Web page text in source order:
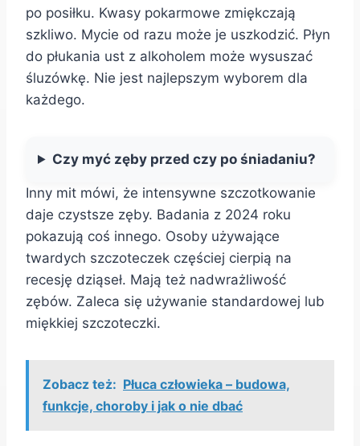
po posiłku. Kwasy pokarmowe zmiękczają
szkliwo. Mycie od razu może je uszkodzić. Płyn
do płukania ust z alkoholem może wysuszać
śluzówkę. Nie jest najlepszym wyborem dla
każdego.
Czy myć zęby przed czy po śniadaniu?
Inny mit mówi, że intensywne szczotkowanie
daje czystsze zęby. Badania z 2024 roku
pokazują coś innego. Osoby używające
twardych szczoteczek częściej cierpią na
recesję dziąseł. Mają też nadwrażliwość
zębów. Zaleca się używanie standardowej lub
miękkiej szczoteczki.
Zobacz też: Płuca człowieka – budowa,
funkcje, choroby i jak o nie dbać